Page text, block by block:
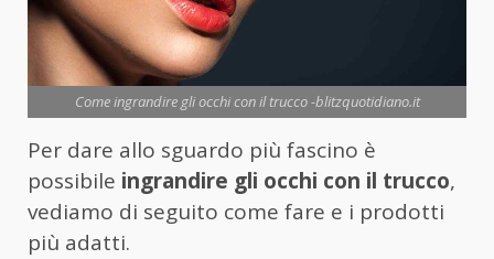
Come ingrandire gli occhi con il trucco -blitzquotidiano.it
Per dare allo sguardo più fascino è
possibile ingrandire gli occhi con il trucco,
vediamo di seguito come fare e i prodotti
più adatti.